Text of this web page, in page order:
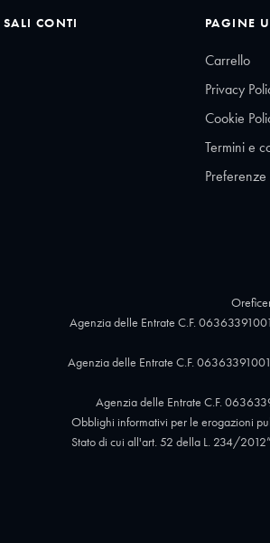
CONTI PAGINE
Carrello
Privacy
Cookie
Termini e
Agenzia delle Entrate C.F.
Agenzia delle Entrate C.F.
Agenzia delle Entrate C.F.
Obblighi informativi per le erogazioni
Stato di cui all'art. 52 della L. 234/